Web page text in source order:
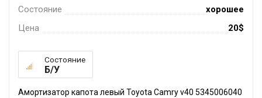
Состояние
хорошее
Цена
20$
Состояние
Б/У
Амортизатор капота левый Toyota Camry v40 5345006040